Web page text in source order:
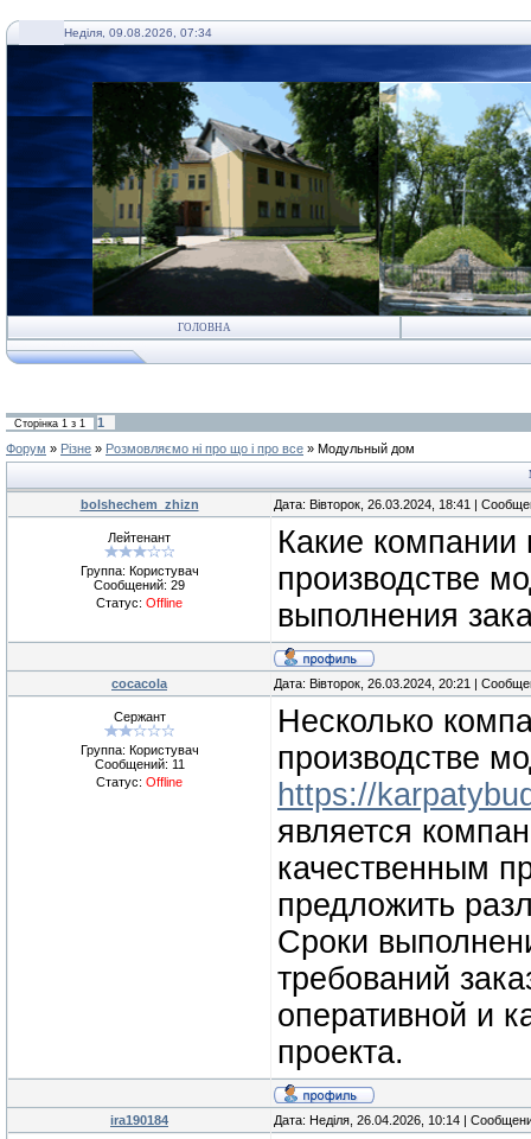
Неділя, 09.08.2026, 07:34
ГОЛОВНА
Сторінка 1 з 1
1
Форум » Різне » Розмовляємо ні про що і про все » Модульный дом
bolshechem_zhizn Дата: Вівторок, 26.03.2024, 18:41 |
Лейтенант
Группа: Користувач
Сообщений: 29
Статус: Offline
Какие компании
производстве
выполнения
cocacola Дата: Вівторок, 26.03.2024, 20:21 |
Сержант
Группа: Користувач
Сообщений: 11
Статус: Offline
Несколько
производстве
https://
является
качественным
предложить
Сроки
требований
оперативной и
проекта.
ira190184 Дата: Неділя, 26.04.2026, 10:14 |